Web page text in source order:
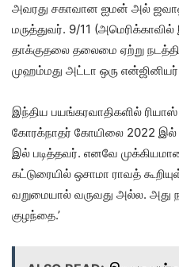
அவரது சகாவான ஐமன் அல்
மருத்துவர். 9/11
தாக்குதலை தலைமை ஏற்று
முஹம்மது அட்டா ஒரு
இந்திய பயங்கரவாதிகளில்
கோரக்நாதர் கோயிலை 2022 இல்
இல் படித்தவர். எனவே
கட்டுரையில் ஒசாமா ராவத்
வறுமையால் வருவது அல்ல. அது
குழந்தை.’